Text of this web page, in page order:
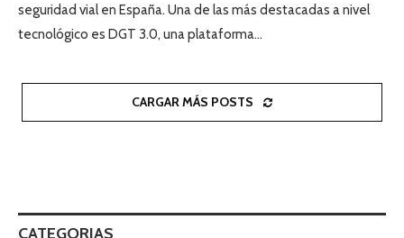
seguridad vial en España. Una de las más destacadas a nivel
tecnológico es DGT 3.0, una plataforma…
CARGAR MÁS POSTS
CATEGORIAS